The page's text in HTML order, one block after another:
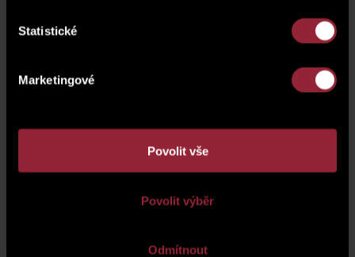
Statistické
Marketingové
Povolit vše
Povolit výběr
Odmítnout